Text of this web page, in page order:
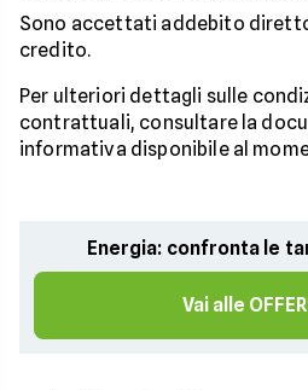
Sono accettati addebito
credito.
Per ulteriori dettagli sulle
contrattuali, consultare la
informativa disponibile al
Energia: confronta le
Vai alle